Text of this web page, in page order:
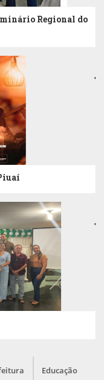
Regional do
Educação